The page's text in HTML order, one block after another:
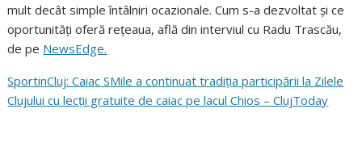
mult decât simple întâlniri ocazionale. Cum s-a dezvoltat și ce
oportunități oferă rețeaua, află din interviul cu Radu Trascău,
de pe NewsEdge.
SportinCluj: Caiac SMile a continuat tradiția participării la Zilele
Clujului cu lecții gratuite de caiac pe lacul Chios – ClujToday